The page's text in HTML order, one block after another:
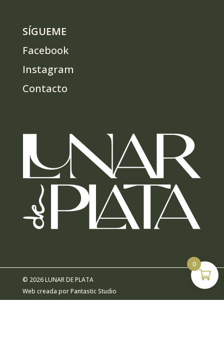
SÍGUEME
Facebook
Instagram
Contacto
© 2026 LUNAR DE PLATA
Web creada porPantastic Studio
0